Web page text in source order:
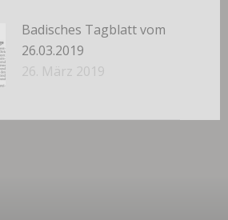
Badisches Tagblatt vom
26.03.2019
26. März 2019